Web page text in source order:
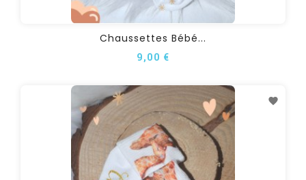
Chaussettes Bébé...
9,00 €